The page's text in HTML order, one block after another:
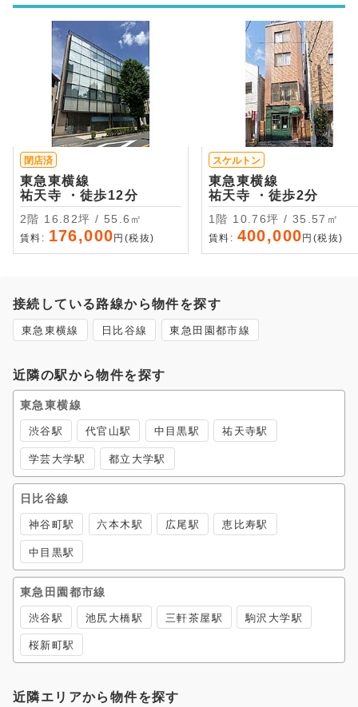
閉店済
東急東横線
祐天寺 ・徒歩12分
2階 16.82坪 / 55.6㎡
賃料: 176,000 円(税抜)
スケルトン
東急東横線
祐天寺 ・徒歩2分
1階 10.76坪 / 35.57㎡
賃料: 400,000 円(税抜)
接続している路線から物件を探す
東急東横線 日比谷線 東急田園都市線
近隣の駅から物件を探す
東急東横線
渋谷駅 代官山駅 中目黒駅 祐天寺駅
学芸大学駅 都立大学駅
日比谷線
神谷町駅 六本木駅 広尾駅 恵比寿駅
中目黒駅
東急田園都市線
渋谷駅 池尻大橋駅 三軒茶屋駅 駒沢大学駅
桜新町駅
近隣エリアから物件を探す